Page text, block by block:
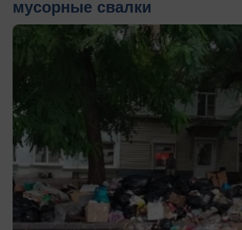
мусорные свалки